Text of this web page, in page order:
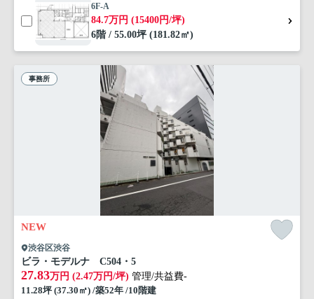
6F-A
84.7万円 (15400円/坪)
6階 / 55.00坪 (181.82㎡)
事務所
NEW
渋谷区渋谷
ビラ・モデルナ C504・5
27.83万円 (2.47万円/坪) 管理/共益費-
11.28坪 (37.30㎡) /築52年 /10階建